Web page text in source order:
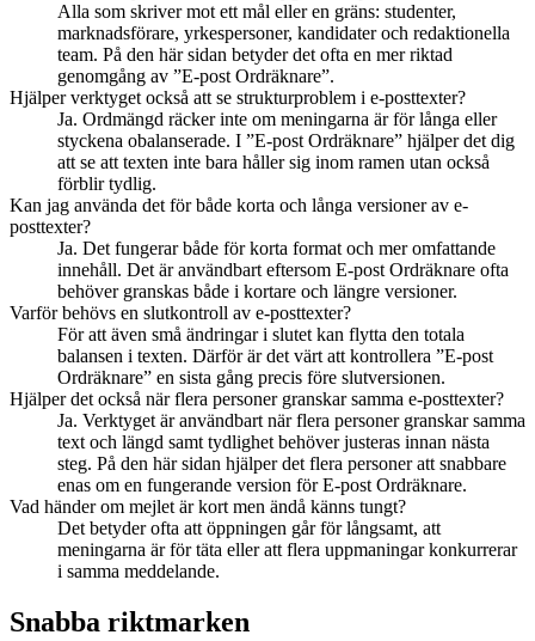
Alla som skriver mot ett mål eller en gräns: studenter,
marknadsförare, yrkespersoner, kandidater och redaktionella
team. På den här sidan betyder det ofta en mer riktad
genomgång av ”E-post Ordräknare”.
Hjälper verktyget också att se strukturproblem i e-posttexter?
Ja. Ordmängd räcker inte om meningarna är för långa eller
styckena obalanserade. I ”E-post Ordräknare” hjälper det dig
att se att texten inte bara håller sig inom ramen utan också
förblir tydlig.
Kan jag använda det för både korta och långa versioner av e-
posttexter?
Ja. Det fungerar både för korta format och mer omfattande
innehåll. Det är användbart eftersom E-post Ordräknare ofta
behöver granskas både i kortare och längre versioner.
Varför behövs en slutkontroll av e-posttexter?
För att även små ändringar i slutet kan flytta den totala
balansen i texten. Därför är det värt att kontrollera ”E-post
Ordräknare” en sista gång precis före slutversionen.
Hjälper det också när flera personer granskar samma e-posttexter?
Ja. Verktyget är användbart när flera personer granskar samma
text och längd samt tydlighet behöver justeras innan nästa
steg. På den här sidan hjälper det flera personer att snabbare
enas om en fungerande version för E-post Ordräknare.
Vad händer om mejlet är kort men ändå känns tungt?
Det betyder ofta att öppningen går för långsamt, att
meningarna är för täta eller att flera uppmaningar konkurrerar
i samma meddelande.
Snabba riktmarken